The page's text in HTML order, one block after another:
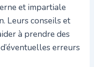
et impartiale
Leurs conseils et
à prendre des
erreurs